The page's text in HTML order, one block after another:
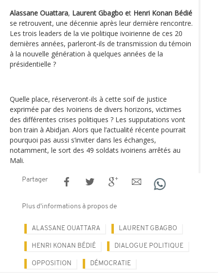
Alassane Ouattara, Laurent Gbagbo et Henri Konan Bédié
se retrouvent, une décennie après leur dernière rencontre.
Les trois leaders de la vie politique ivoirienne de ces 20
dernières années, parleront-ils de transmission du témoin
à la nouvelle génération à quelques années de la
présidentielle ?
Quelle place, réserveront-ils à cette soif de justice
exprimée par des Ivoiriens de divers horizons, victimes
des différentes crises politiques ? Les supputations vont
bon train à Abidjan. Alors que l’actualité récente pourrait
pourquoi pas aussi s’inviter dans les échanges,
notamment, le sort des 49 soldats ivoiriens arrêtés au
Mali.
Partager
Plus d'informations à propos de
ALASSANE OUATTARA LAURENT GBAGBO
HENRI KONAN BÉDIÉ DIALOGUE POLITIQUE
OPPOSITION DÉMOCRATIE